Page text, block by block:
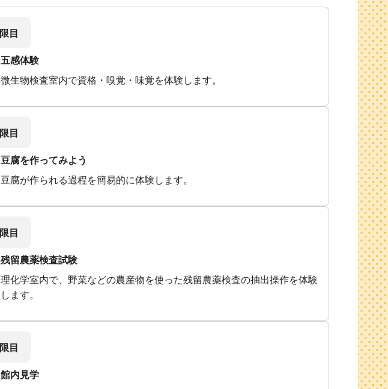
限目
五感体験
微生物検査室内で資格・嗅覚・味覚を体験します。
限目
豆腐を作ってみよう
豆腐が作られる過程を簡易的に体験します。
限目
残留農薬検査試験
理化学室内で、野菜などの農産物を使った残留農薬検査の抽出操作を体験
します。
限目
館内見学